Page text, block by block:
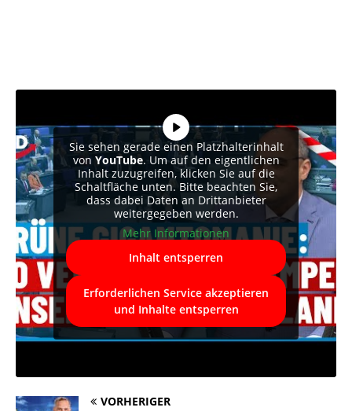
Sie sehen gerade einen Platzhalterinhalt
von YouTube. Um auf den eigentlichen
Inhalt zuzugreifen, klicken Sie auf die
Schaltfläche unten. Bitte beachten Sie,
dass dabei Daten an Drittanbieter
weitergegeben werden.
Mehr Informationen
Inhalt entsperren
Erforderlichen Service akzeptieren
und Inhalte entsperren
VORHERIGER